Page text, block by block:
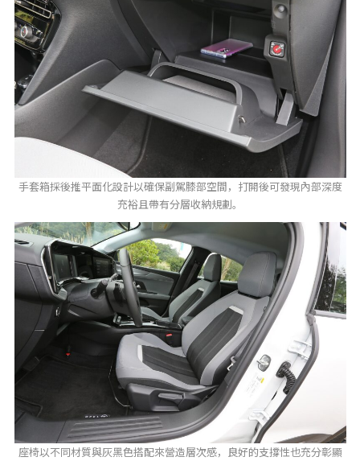
手套箱採後推平面化設計以確保副駕膝部空間，打開後可發現內部深度
充裕且帶有分層收納規劃。
座椅以不同材質與灰黑色搭配來營造層次感，良好的支撐性也充分彰顯